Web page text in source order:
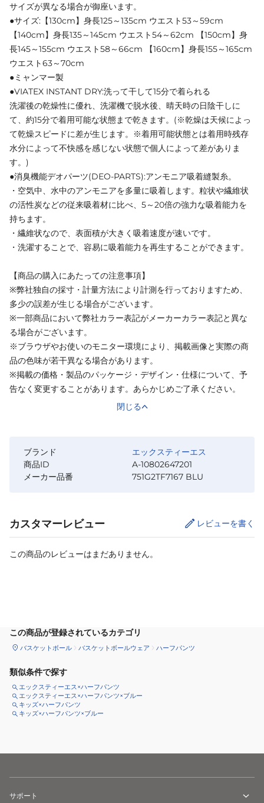
サイズが異なる場合が御座います。
●サイズ:【130cm】身長125～135cm ウエスト53～59cm
【140cm】身長135～145cm ウエスト54～62cm 【150cm】身
長145～155cm ウエスト58～66cm 【160cm】身長155～165cm
ウエスト63～70cm
●ミャンマー製
●VIATEX INSTANT DRY:洗って干して15分で着られる
洗濯後の乾燥性に優れ、洗濯機で脱水後、晴天時の日陰干しに
て、約15分で着用可能な状態まで乾きます。(※乾燥は天候によっ
て乾燥スピードに差が生じます。※着用可能状態とは着用時残存
水分によって不快感を感じない状態で個人によって差がありま
す。)
●消臭機能デオパーツ(DEO-PARTS):アンモニア吸着縫製糸。
・空気中、水中のアンモニアを多量に吸着します。粒状や繊維状
の活性炭などの従来吸着材に比べ、5～20倍の強力な吸着能力を
持ちます。
・繊維状なので、表面積が大きく吸着速度が速いです。
・洗濯することで、容易に吸着能力を再生することができます。
【商品の購入にあたっての注意事項】
※弊社独自の採寸・計量方法により計測を行っておりますため、
多少の誤差が生じる場合がございます。
※一部商品において弊社カラー表記がメーカーカラー表記と異な
る場合がございます。
※ブラウザやお使いのモニター環境により、掲載画像と実際の商
品の色味が若干異なる場合があります。
※掲載の価格・製品のパッケージ・デザイン・仕様について、予
告なく変更することがあります。あらかじめご了承ください。
閉じる
ブランド
エックスティーエス
商品ID
A-10802647201
メーカー品番
751G2TF7167 BLU
カスタマーレビュー レビューを書く
この商品のレビューはまだありません。
この商品が登録されているカテゴリ
バスケットボール バスケットボールウェア ハーフパンツ
類似条件で探す
エックスティーエス×ハーフパンツ
エックスティーエス×ハーフパンツ×ブルー
キッズ×ハーフパンツ
キッズ×ハーフパンツ×ブルー
サポート